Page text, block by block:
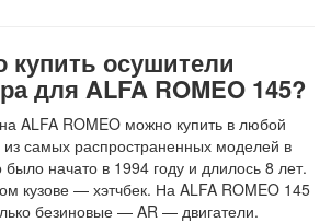
купить осушители
для ALFA ROMEO 145?
ALFA ROMEO можно купить в любой
самых распространенных моделей в
начато в 1994 году и длилось 8 лет.
кузове — хэтчбек. На ALFA ROMEO 145
безиновые — AR — двигатели.